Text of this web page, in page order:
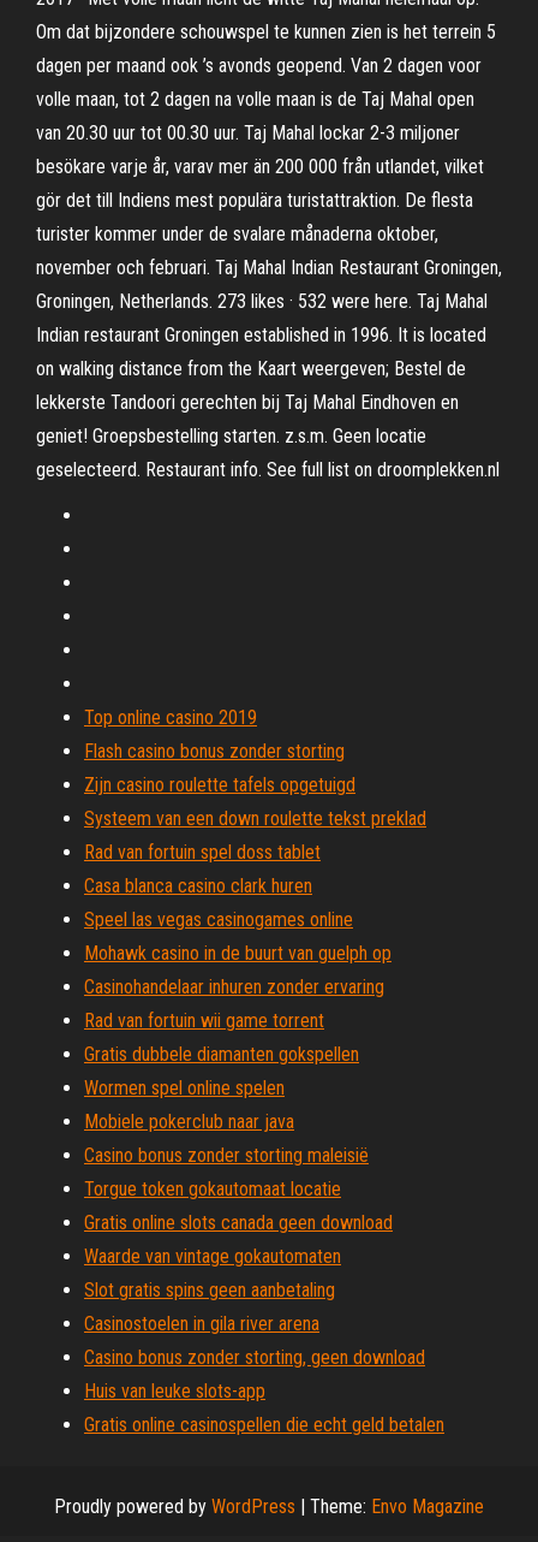
Om dat bijzondere schouwspel te kunnen zien is het terrein 5
dagen per maand ook ’s avonds geopend. Van 2 dagen voor
volle maan, tot 2 dagen na volle maan is de Taj Mahal open
van 20.30 uur tot 00.30 uur. Taj Mahal lockar 2-3 miljoner
besökare varje år, varav mer än 200 000 från utlandet, vilket
gör det till Indiens mest populära turistattraktion. De flesta
turister kommer under de svalare månaderna oktober,
november och februari. Taj Mahal Indian Restaurant Groningen,
Groningen, Netherlands. 273 likes · 532 were here. Taj Mahal
Indian restaurant Groningen established in 1996. It is located
on walking distance from the Kaart weergeven; Bestel de
lekkerste Tandoori gerechten bij Taj Mahal Eindhoven en
geniet! Groepsbestelling starten. z.s.m. Geen locatie
geselecteerd. Restaurant info. See full list on droomplekken.nl
Top online casino 2019
Flash casino bonus zonder storting
Zijn casino roulette tafels opgetuigd
Systeem van een down roulette tekst preklad
Rad van fortuin spel doss tablet
Casa blanca casino clark huren
Speel las vegas casinogames online
Mohawk casino in de buurt van guelph op
Casinohandelaar inhuren zonder ervaring
Rad van fortuin wii game torrent
Gratis dubbele diamanten gokspellen
Wormen spel online spelen
Mobiele pokerclub naar java
Casino bonus zonder storting maleisië
Torgue token gokautomaat locatie
Gratis online slots canada geen download
Waarde van vintage gokautomaten
Slot gratis spins geen aanbetaling
Casinostoelen in gila river arena
Casino bonus zonder storting, geen download
Huis van leuke slots-app
Gratis online casinospellen die echt geld betalen
Proudly powered by WordPress | Theme: Envo Magazine